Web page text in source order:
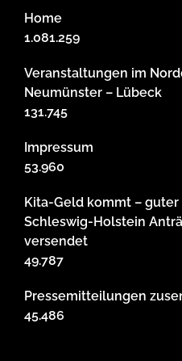
Home
1.081.259
Veranstaltungen im
Neumünster – Lübeck
131.745
Impressum
53.960
Kita-Geld kommt – guter
Schleswig-Holstein
versendet
49.787
Pressemitteilungen
45.486